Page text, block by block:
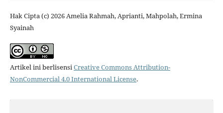
Hak Cipta (c) 2026 Amelia Rahmah, Aprianti, Mahpolah, Ermina
Syainah
Artikel ini berlisensiCreative Commons Attribution-
NonCommercial 4.0 International License.